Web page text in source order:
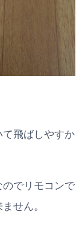
飛ばしやすか
でリモコンで
せん。